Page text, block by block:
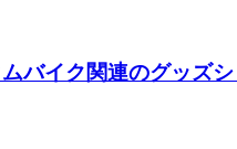
バイク関連のグッズ